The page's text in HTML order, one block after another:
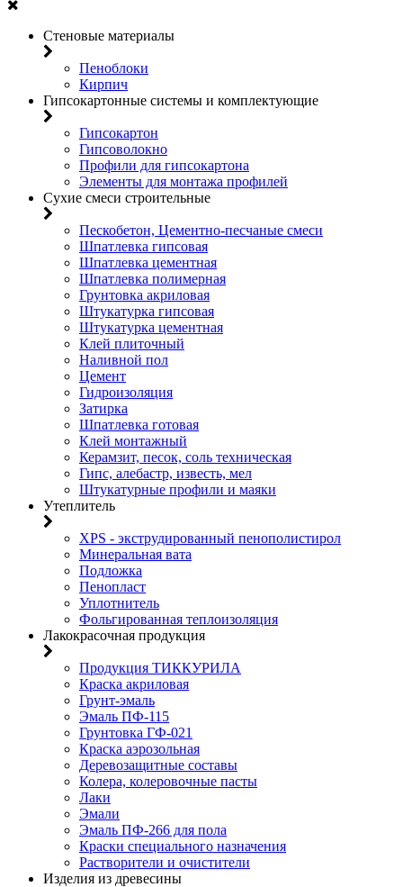
Стеновые материалы
Пеноблоки
Кирпич
Гипсокартонные системы и комплектующие
Гипсокартон
Гипсоволокно
Профили для гипсокартона
Элементы для монтажа профилей
Сухие смеси строительные
Пескобетон, Цементно-песчаные смеси
Шпатлевка гипсовая
Шпатлевка цементная
Шпатлевка полимерная
Грунтовка акриловая
Штукатурка гипсовая
Штукатурка цементная
Клей плиточный
Наливной пол
Цемент
Гидроизоляция
Затирка
Шпатлевка готовая
Клей монтажный
Керамзит, песок, соль техническая
Гипс, алебастр, известь, мел
Штукатурные профили и маяки
Утеплитель
XPS - экструдированный пенополистирол
Минеральная вата
Подложка
Пенопласт
Уплотнитель
Фольгированная теплоизоляция
Лакокрасочная продукция
Продукция ТИККУРИЛА
Краска акриловая
Грунт-эмаль
Эмаль ПФ-115
Грунтовка ГФ-021
Краска аэрозольная
Деревозащитные составы
Колера, колеровочные пасты
Лаки
Эмали
Эмаль ПФ-266 для пола
Краски специального назначения
Растворители и очистители
Изделия из древесины